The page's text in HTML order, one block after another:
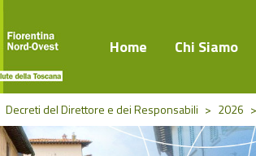
Home Chi Siamo
Decreti del Direttore e dei Responsabili > 2026 >